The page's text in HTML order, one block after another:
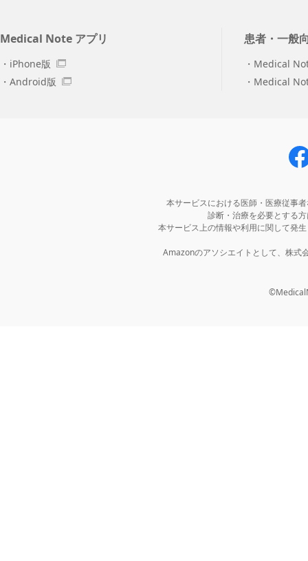
Medical Note アプリ
iPhone版
Android版
患者・一般
Medical
Medical
本サービスにおける医師・医療従事
診断・治療を必要とする
本サービス上の情報や利用に関して発
Amazonのアソシエイトとして、株式